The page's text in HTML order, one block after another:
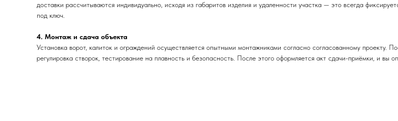
доставки рассчитываются индивидуально, исходя из габаритов изделия и удаленности участка — это всегда
под ключ.
4. Монтаж и сдача объекта
Установка ворот, калиток и ограждений осуществляется опытными монтажниками согласно согласованному проекту.
регулировка створок, тестирование на плавность и безопасность. После этого оформляется акт сдачи-приёмки, и вы